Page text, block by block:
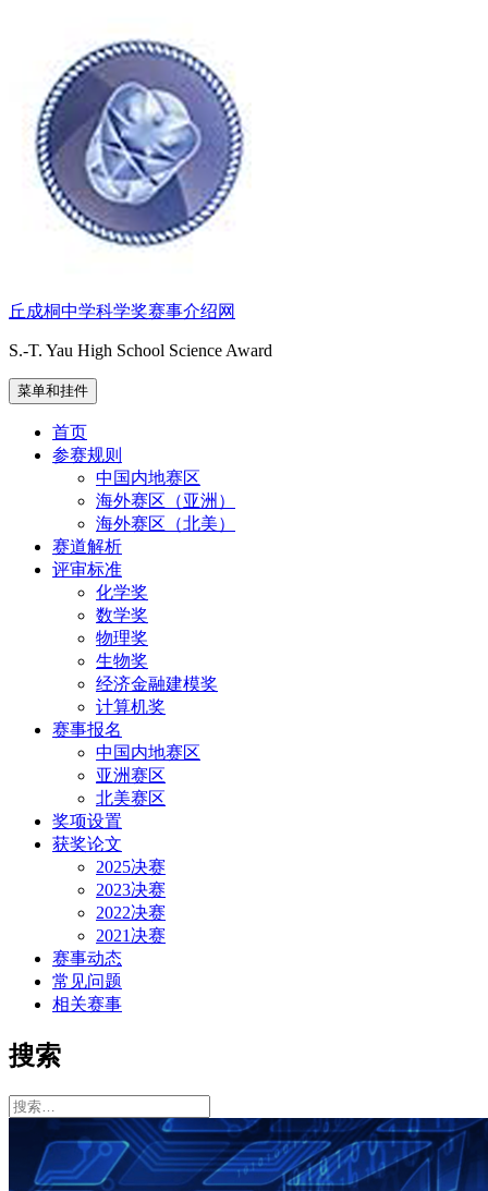
丘成桐中学科学奖赛事介绍网
S.-T. Yau High School Science Award
菜单和挂件
首页
参赛规则
中国内地赛区
海外赛区（亚洲）
海外赛区（北美）
赛道解析
评审标准
化学奖
数学奖
物理奖
生物奖
经济金融建模奖
计算机奖
赛事报名
中国内地赛区
亚洲赛区
北美赛区
奖项设置
获奖论文
2025决赛
2023决赛
2022决赛
2021决赛
赛事动态
常见问题
相关赛事
搜索
搜